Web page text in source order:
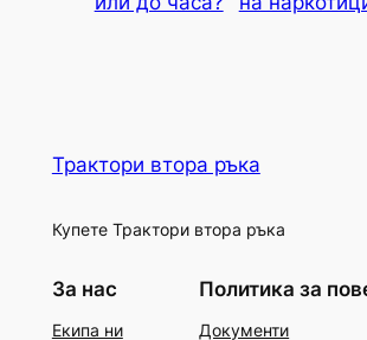
Трактори втора ръка
Купете Трактори втора ръка
За нас
Екипа ни
Политика за
Документи